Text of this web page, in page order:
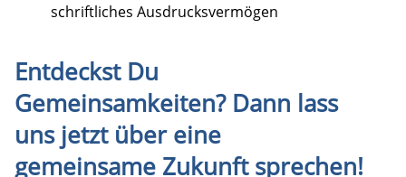
schriftliches Ausdrucksvermögen
Entdeckst Du
Gemeinsamkeiten? Dann lass
uns jetzt über eine
gemeinsame Zukunft sprechen!